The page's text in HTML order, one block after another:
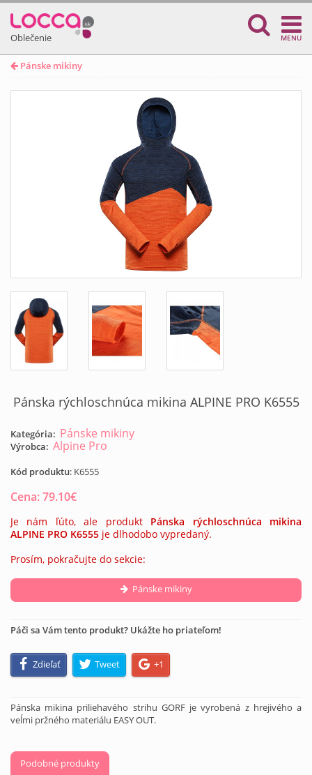
Oblečenie MENU
Pánske mikiny
Pánska rýchloschnúca mikina ALPINE PRO K6555
Kategória: Pánske mikiny
Výrobca: Alpine Pro
Kód produktu: K6555
Cena:79.10€
Je nám ľúto, ale produkt Pánska rýchloschnúca mikina
ALPINE PRO K6555 je dlhodobo vypredaný.
Prosím, pokračujte do sekcie:
Pánske mikiny
Páči sa Vám tento produkt? Ukážte ho priateľom!
Zdieľať Tweet +1
Pánska mikina priliehavého strihu GORF je vyrobená z hrejivého a
veĺmi pržného materiálu EASY OUT.
Podobné produkty